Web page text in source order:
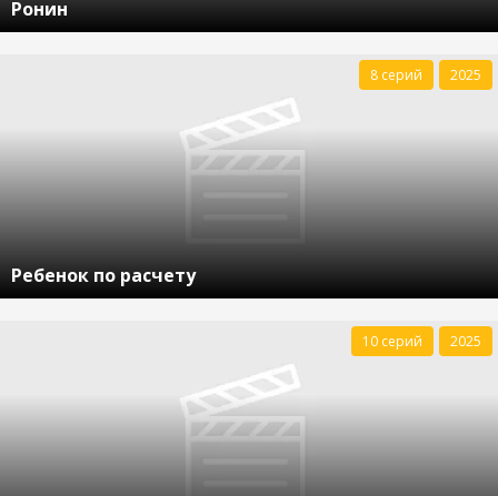
Ронин
Ребенок по расчету
8 серий 2025
10 серий 2025